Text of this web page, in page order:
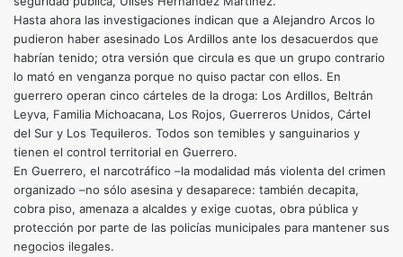
Hasta ahora las investigaciones indican que a Alejandro Arcos lo
pudieron haber asesinado Los Ardillos ante los desacuerdos que
habrían tenido; otra versión que circula es que un grupo contrario
lo mató en venganza porque no quiso pactar con ellos. En
guerrero operan cinco cárteles de la droga: Los Ardillos, Beltrán
Leyva, Familia Michoacana, Los Rojos, Guerreros Unidos, Cártel
del Sur y Los Tequileros. Todos son temibles y sanguinarios y
tienen el control territorial en Guerrero.
En Guerrero, el narcotráfico –la modalidad más violenta del crimen
organizado –no sólo asesina y desaparece: también decapita,
cobra piso, amenaza a alcaldes y exige cuotas, obra pública y
protección por parte de las policías municipales para mantener sus
negocios ilegales.